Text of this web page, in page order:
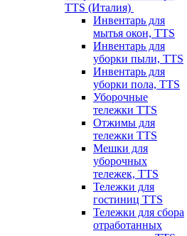
TTS (Италия)
Инвентарь для
мытья окон, TTS
Инвентарь для
уборки пыли, TTS
Инвентарь для
уборки пола, TTS
Уборочные
тележки TTS
Отжимы для
тележки TTS
Мешки для
уборочных
тележек, TTS
Тележки для
гостиниц TTS
Тележки для сбора
отработанных